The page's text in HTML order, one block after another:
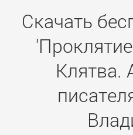
Скачать
Клятва.